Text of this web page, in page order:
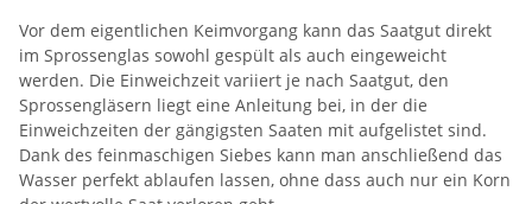
Vor dem eigentlichen Keimvorgang kann das Saatgut direkt
im Sprossenglas sowohl gespült als auch eingeweicht
werden. Die Einweichzeit variiert je nach Saatgut, den
Sprossengläsern liegt eine Anleitung bei, in der die
Einweichzeiten der gängigsten Saaten mit aufgelistet sind.
Dank des feinmaschigen Siebes kann man anschließend das
Wasser perfekt ablaufen lassen, ohne dass auch nur ein Korn